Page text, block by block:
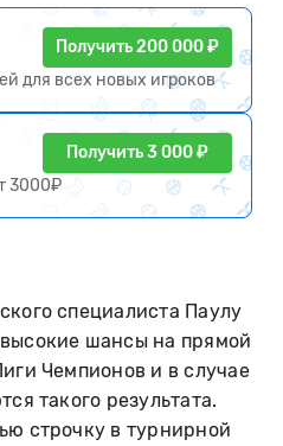
Получить 200 000 ₽
для всех новых игроков
Получить 3 000 ₽
3000₽
специалиста Паулу
шансы на прямой
Чемпионов и в случае
такого результата.
строчку в турнирной